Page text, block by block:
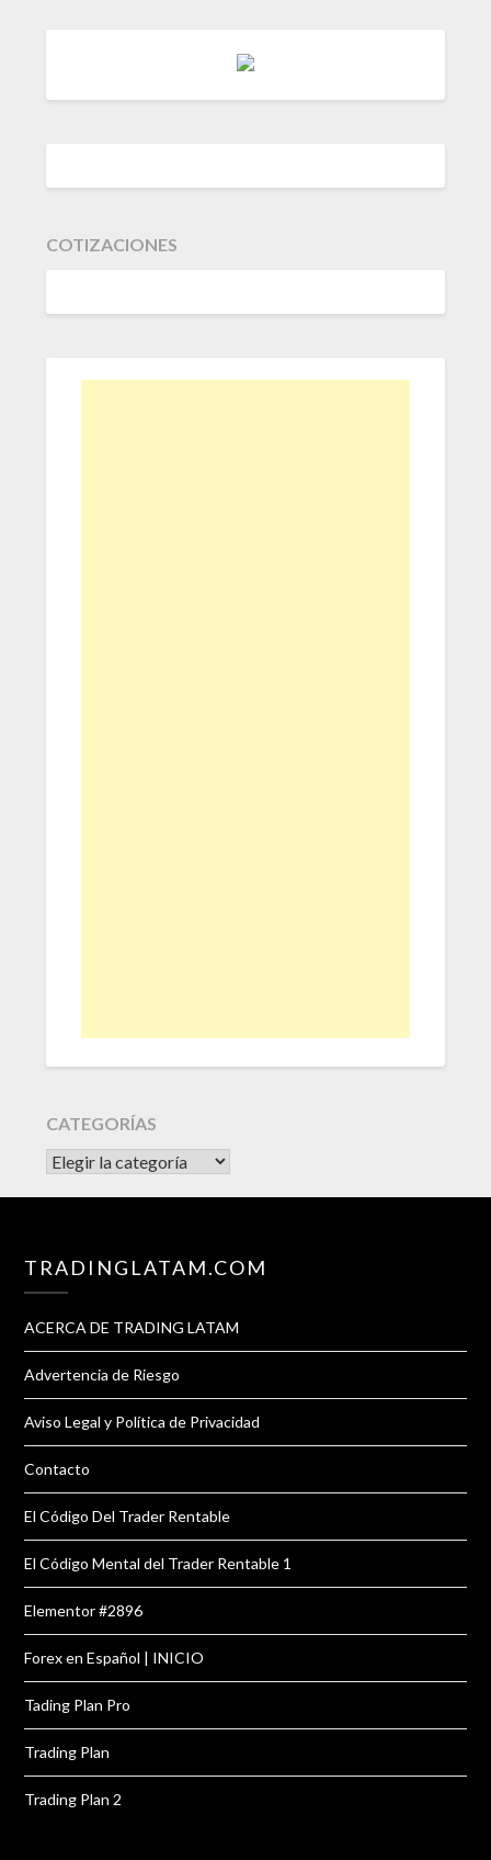
COTIZACIONES
CATEGORÍAS
CATEGORÍAS
TRADINGLATAM.COM
ACERCA DE TRADING LATAM
Advertencia de Riesgo
Aviso Legal y Política de Privacidad
Contacto
El Código Del Trader Rentable
El Código Mental del Trader Rentable 1
Elementor #2896
Forex en Español | INICIO
Tading Plan Pro
Trading Plan
Trading Plan 2